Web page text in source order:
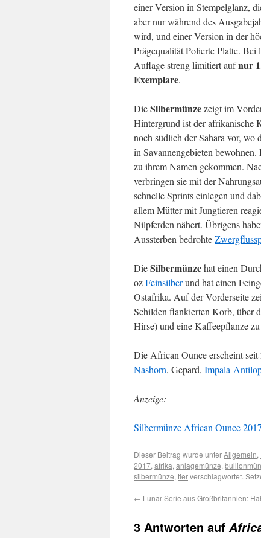
einer Version in Stempelglanz,
aber nur während des
wird, und einer Version in der
Prägequalität Polierte Platte. Bei
Auflage streng limitiert aufnur
Exemplare.
DieSilbermünzezeigt im
Hintergrund ist der afrikanische
noch südlich der Sahara vor, wo
in Savannengebieten
zu ihrem Namen gekommen.
verbringen sie mit der
schnelle Sprints einlegen und
allem Mütter mit Jungtieren
Nilpferden nähert. Übrigens
Aussterben bedrohte
DieSilbermünzehat einen
ozFeinsilberund hat einen
Ostafrika. Auf der Vorderseite
Schilden flankierten Korb, über
Hirse) und eine Kaffeepflanze
Die African Ounce erscheint
Nashorn, Gepard, Impala-
Anzeige:
Silbermünze African Ounce
Dieser Beitrag wurde unterAllgemein,
2017, afrika, anlagemünze,
silbermünze, tierverschlagwortet.
← Lunar-Serie aus Großbritannien:
3 Antworten auf